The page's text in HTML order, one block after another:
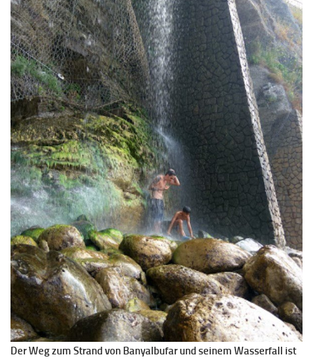
Der Weg zum Strand von Banyalbufar und seinem Wasserfall ist